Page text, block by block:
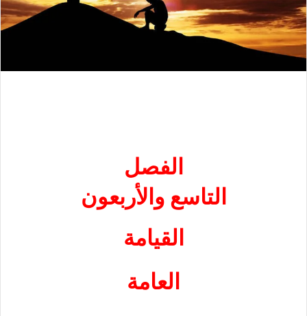
الفصل
التاسع والأربعون
القيامة
العامة